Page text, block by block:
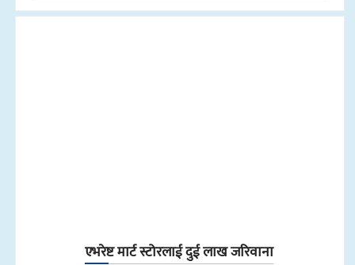
एभरेष्ट मार्ट स्टोरलाई दुई लाख जरिवाना